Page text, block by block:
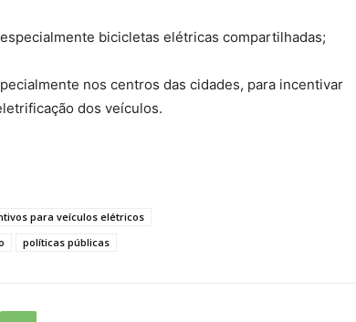
bicicletas elétricas compartilhadas;
nos centros das cidades, para incentivar
dos veículos.
para veículos elétricos
políticas públicas